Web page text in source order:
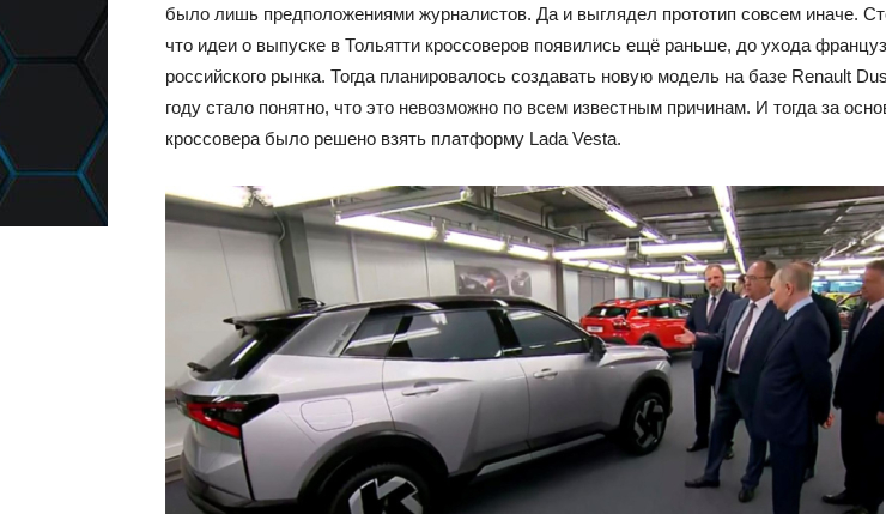
было лишь предположениями журналистов. Да и выглядел прототип совсем иначе.
что идеи о выпуске в Тольятти кроссоверов появились ещё раньше, до ухода
российского рынка. Тогда планировалось создавать новую модель на базе Renault
году стало понятно, что это невозможно по всем известным причинам. И тогда за
кроссовера было решено взять платформу Lada Vesta.